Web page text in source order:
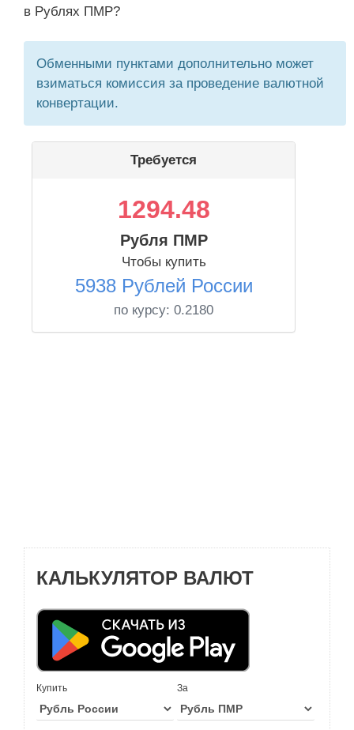
в Рублях ПМР?
Обменными пунктами дополнительно может
взиматься комиссия за проведение валютной
конвертации.
Требуется
1294.48
Рубля ПМР
Чтобы купить
5938 Рублей России
по курсу: 0.2180
КАЛЬКУЛЯТОР ВАЛЮТ
Купить За